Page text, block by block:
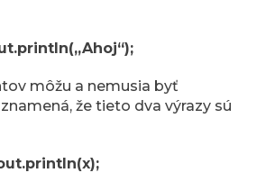
môžu a nemusia byť
že tieto dva výrazy sú